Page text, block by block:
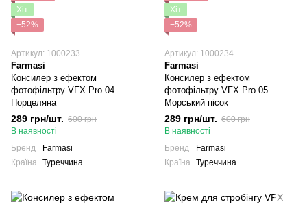
Хіт
−52%
Артикул: 1000233
Farmasi
Консилер з ефектом
фотофільтру VFX Pro 04
Порцеляна
289 грн/шт. 600 грн
В наявності
Бренд
Farmasi
Країна Туреччина
Хіт
−52%
Артикул: 1000234
Farmasi
Консилер з ефектом
фотофільтру VFX Pro 05
Морський пісок
289 грн/шт. 600 грн
В наявності
Бренд
Farmasi
Країна Туреччина